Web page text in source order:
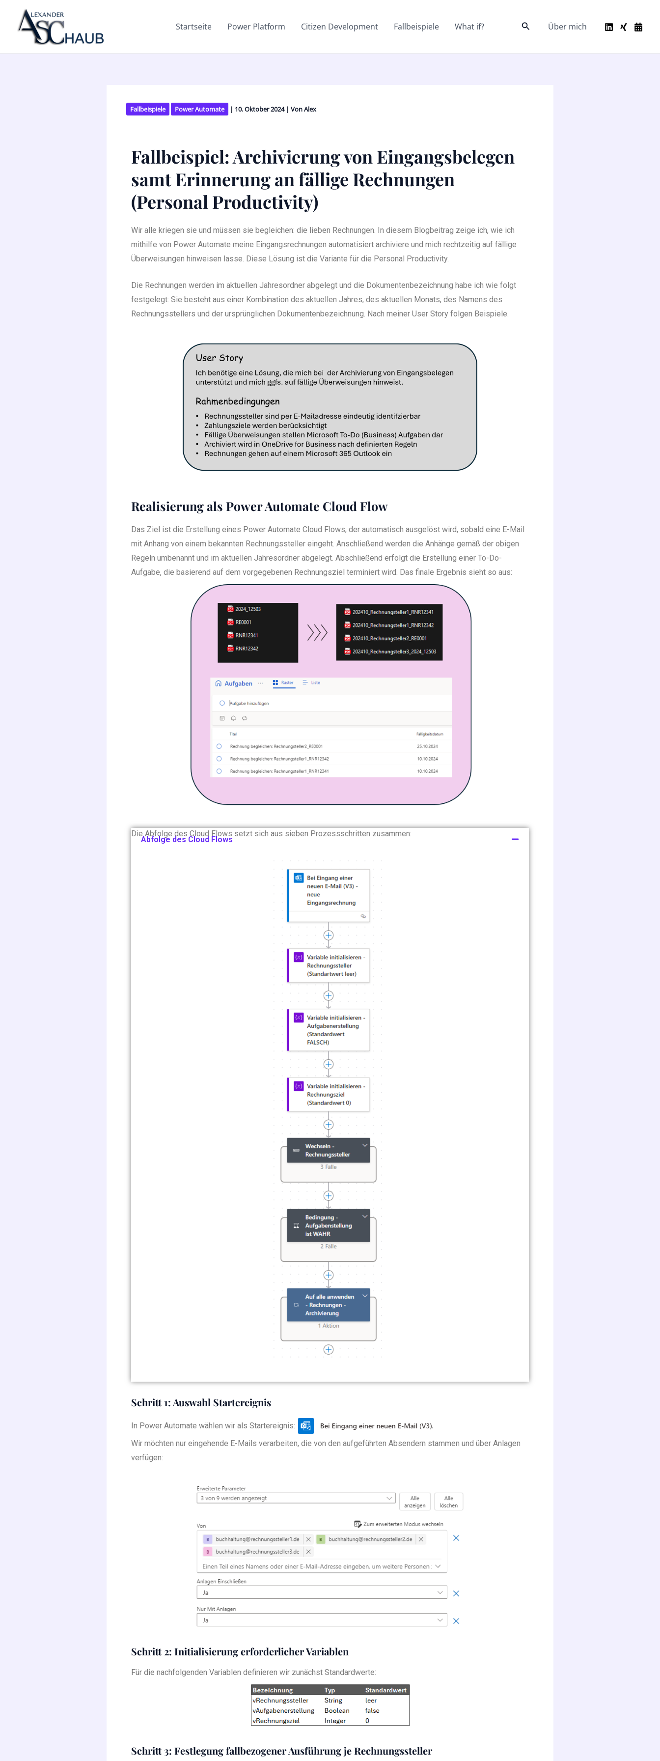
Inhalt
springen
Startseite Power Platform Citizen Development Fallbeispiele What if? Suche Über mich
Fallbeispiele Power Automate | 10. Oktober 2024 | VonAlex
Fallbeispiel: Archivierung von Eingangsbelegen
samt Erinnerung an fällige Rechnungen
(Personal Productivity)
Wir alle kriegen sie und müssen sie begleichen: die lieben Rechnungen. In diesem Blogbeitrag zeige ich, wie ich
mithilfe von Power Automate meine Eingangsrechnungen automatisiert archiviere und mich rechtzeitig auf fällige
Überweisungen hinweisen lasse. Diese Lösung ist die Variante für die Personal Productivity.
Die Rechnungen werden im aktuellen Jahresordner abgelegt und die Dokumentenbezeichnung habe ich wie folgt
festgelegt: Sie besteht aus einer Kombination des aktuellen Jahres, des aktuellen Monats, des Namens des
Rechnungsstellers und der ursprünglichen Dokumentenbezeichnung. Nach meiner User Story folgen Beispiele.
Realisierung als Power Automate Cloud Flow
Das Ziel ist die Erstellung eines Power Automate Cloud Flows, der automatisch ausgelöst wird, sobald eine E-Mail
mit Anhang von einem bekannten Rechnungssteller eingeht. Anschließend werden die Anhänge gemäß der obigen
Regeln umbenannt und im aktuellen Jahresordner abgelegt. Abschließend erfolgt die Erstellung einer To-Do-
Aufgabe, die basierend auf dem vorgegebenen Rechnungsziel terminiert wird. Das finale Ergebnis sieht so aus:
Die Abfolge des Cloud Flows setzt sich aus sieben Prozessschritten zusammen:
Abfolge des Cloud Flows
Schritt 1: Auswahl Startereignis
In Power Automate wählen wir als Startereignis:
.
Wir möchten nur eingehende E-Mails verarbeiten, die von den aufgeführten Absendern stammen und über Anlagen
verfügen:
Schritt 2: Initialisierung erforderlicher Variablen
Für die nachfolgenden Variablen definieren wir zunächst Standardwerte:
Schritt 3: Festlegung fallbezogener Ausführung je Rechnungssteller